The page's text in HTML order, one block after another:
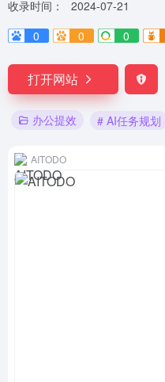
收录时间：
2024-07-21
0
0 0
打开网站
办公提效 # AI任务规划
AITODO